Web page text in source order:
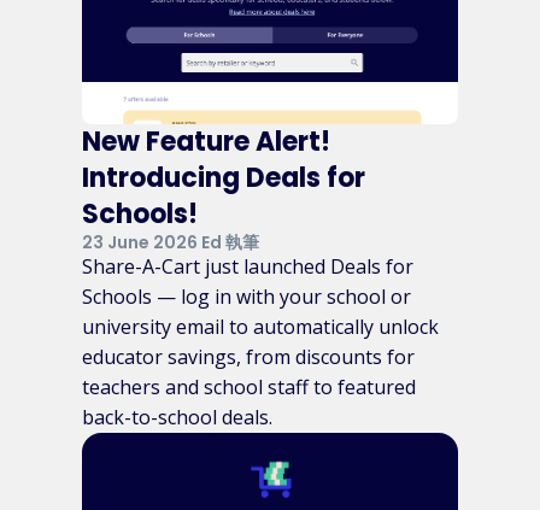
New Feature Alert!
Introducing Deals for
Schools!
23 June 2026 Ed 執筆
Share-A-Cart just launched Deals for
Schools — log in with your school or
university email to automatically unlock
educator savings, from discounts for
teachers and school staff to featured
back-to-school deals.